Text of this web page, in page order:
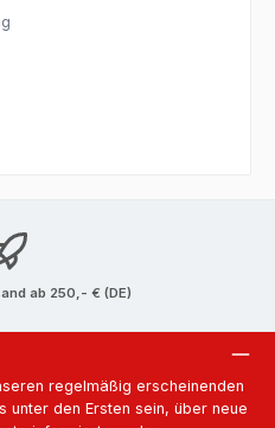
ab 250,- € (DE)
regelmäßig erscheinenden
unter den Ersten sein, über neue